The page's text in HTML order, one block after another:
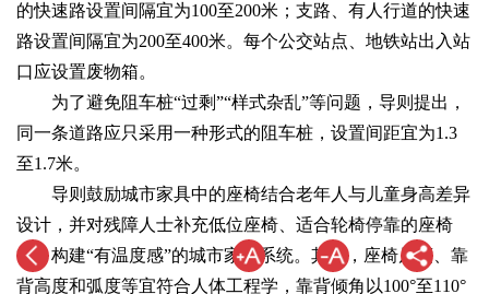
的快速路设置间隔宜为100至200米；支路、有人行道的快速
路设置间隔宜为200至400米。每个公交站点、地铁站出入站
口应设置废物箱。
为了避免阻车桩“过剩”“样式杂乱”等问题，导则提出，
同一条道路应只采用一种形式的阻车桩，设置间距宜为1.3
至1.7米。
导则鼓励城市家具中的座椅结合老年人与儿童身高差异
设计，并对残障人士补充低位座椅、适合轮椅停靠的座椅
等，构建“有温度感”的城市家具系统。其中，座椅尺度、靠
背高度和弧度等宜符合人体工程学，靠背倾角以100°至110°